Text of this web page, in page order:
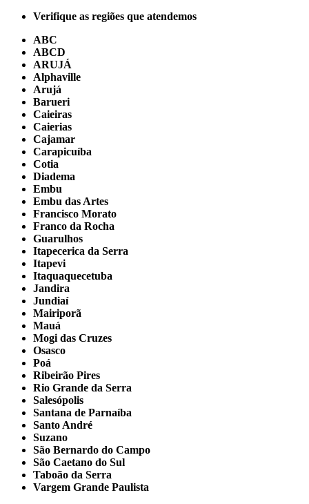
Verifique as regiões que atendemos
ABC
ABCD
ARUJÁ
Alphaville
Arujá
Barueri
Caieiras
Caierias
Cajamar
Carapicuíba
Cotia
Diadema
Embu
Embu das Artes
Francisco Morato
Franco da Rocha
Guarulhos
Itapecerica da Serra
Itapevi
Itaquaquecetuba
Jandira
Jundiaí
Mairiporã
Mauá
Mogi das Cruzes
Osasco
Poá
Ribeirão Pires
Rio Grande da Serra
Salesópolis
Santana de Parnaíba
Santo André
Suzano
São Bernardo do Campo
São Caetano do Sul
Taboão da Serra
Vargem Grande Paulista